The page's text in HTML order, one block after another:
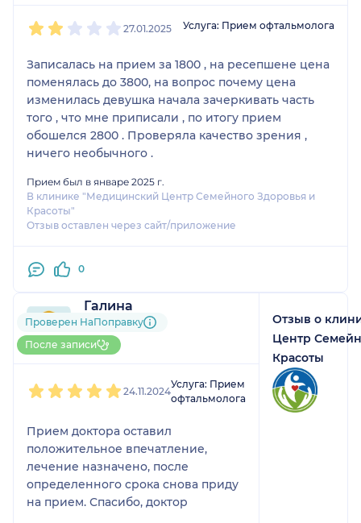
27.01.2025 Услуга: Прием офтальмолога
Записалась на прием за 1800 , на ресепшене цена
поменялась до 3800, на вопрос почему цена
изменилась девушка начала зачеркивать часть
того , что мне приписали , по итогу прием
обошелся 2800 . Проверяла качество зрения ,
ничего необычного .
Прием был в январе 2025 г.
В клинике "Медицинский Центр Семейного Здоровья и
Красоты"
Отзыв оставлен через сайт/приложение
0
Галина
1 отзыв
До 5 записей через
НаПоправку
Проверен НаПоправку
После записи
24.11.2024
Услуга: Прием
офтальмолога
Прием доктора оставил
положительное впечатление,
лечение назначено, после
определенного срока снова приду
на прием. Спасибо, доктор
Отзыв о
Центр
Красоты